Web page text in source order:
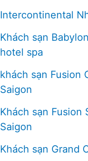
Intercontinental
Khách sạn
hotel spa
khách sạn Fusion
Saigon
Khách sạn Fusion
Saigon
Khách sạn Grand